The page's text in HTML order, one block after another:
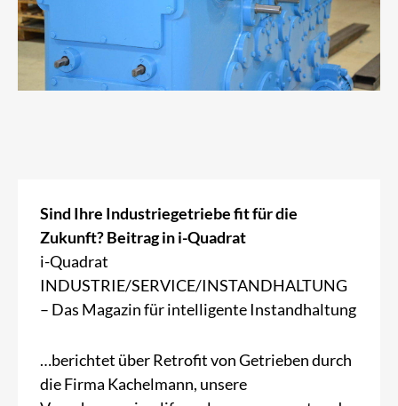
Sind Ihre Industriegetriebe fit für die
Zukunft? Beitrag in i-Quadrat
i-Quadrat
INDUSTRIE/SERVICE/INSTANDHALTUNG
– Das Magazin für intelligente Instandhaltung
…berichtet über Retrofit von Getrieben durch
die Firma Kachelmann, unsere